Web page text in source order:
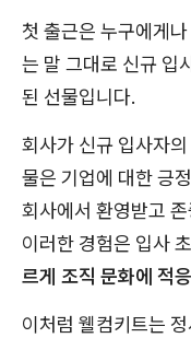
첫 출근은 누구에게
는 말 그대로 신규 입
된 선물입니다.
회사가 신규 입사자
물은 기업에 대한 긍
회사에서 환영받고
이러한 경험은 입사
르게 조직 문화에 적응
이처럼 웰컴키트는